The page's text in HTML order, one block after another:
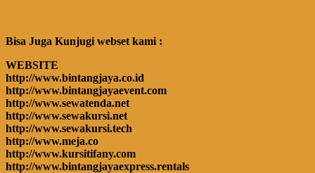
Bisa Juga Kunjugi webset kami :
WEBSITE
http://www.bintangjaya.co.id
http://www.bintangjayaevent.com
http://www.sewatenda.net
http://www.sewakursi.net
http://www.sewakursi.tech
http://www.meja.co
http://www.kursitifany.com
http://www.bintangjayaexpress.rentals